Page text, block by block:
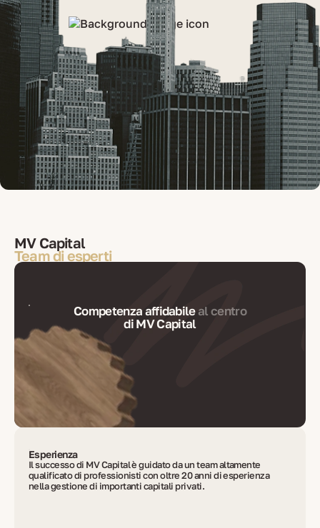
MV Capital
Team di esperti
Competenza affidabileal centro
di MV Capital
Esperienza
Il successo di MV Capital è guidato da un team altamente
qualificato di professionisti con oltre 20 anni di esperienza
nella gestione di importanti capitali privati.